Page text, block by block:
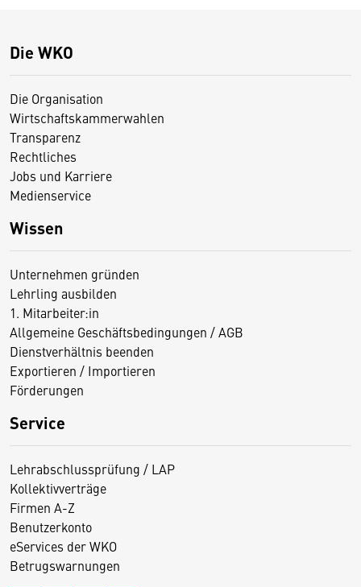
Die WKO
Die Organisation
Wirtschaftskammerwahlen
Transparenz
Rechtliches
Jobs und Karriere
Medienservice
Wissen
Unternehmen gründen
Lehrling ausbilden
1. Mitarbeiter:in
Allgemeine Geschäftsbedingungen / AGB
Dienstverhältnis beenden
Exportieren / Importieren
Förderungen
Service
Lehrabschlussprüfung / LAP
Kollektivverträge
Firmen A-Z
Benutzerkonto
eServices der WKO
Betrugswarnungen